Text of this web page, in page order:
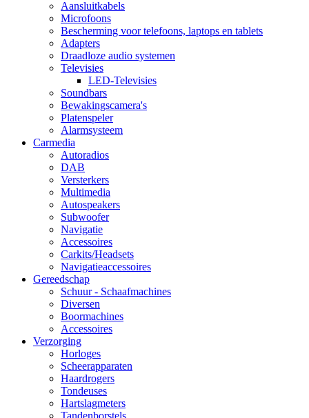
Aansluitkabels
Microfoons
Bescherming voor telefoons, laptops en tablets
Adapters
Draadloze audio systemen
Televisies
LED-Televisies
Soundbars
Bewakingscamera's
Platenspeler
Alarmsysteem
Carmedia
Autoradios
DAB
Versterkers
Multimedia
Autospeakers
Subwoofer
Navigatie
Accessoires
Carkits/Headsets
Navigatieaccessoires
Gereedschap
Schuur - Schaafmachines
Diversen
Boormachines
Accessoires
Verzorging
Horloges
Scheerapparaten
Haardrogers
Tondeuses
Hartslagmeters
Tandenborstels